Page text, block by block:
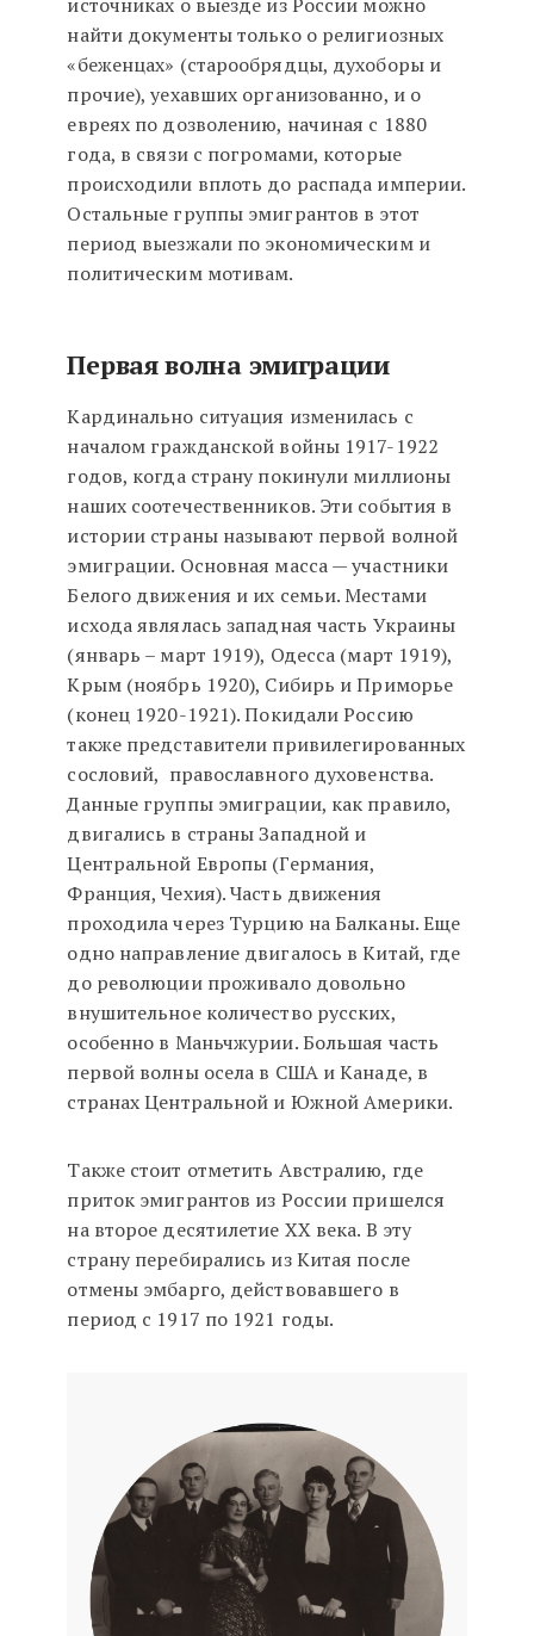
найти документы только о религиозных
«беженцах» (старообрядцы, духоборы и
прочие), уехавших организованно, и о
евреях по дозволению, начиная с 1880
года, в связи с погромами, которые
происходили вплоть до распада империи.
Остальные группы эмигрантов в этот
период выезжали по экономическим и
политическим мотивам.
Первая волна эмиграции
Кардинально ситуация изменилась с
началом гражданской войны 1917-1922
годов, когда страну покинули миллионы
наших соотечественников. Эти события в
истории страны называют первой волной
эмиграции. Основная масса — участники
Белого движения и их семьи. Местами
исхода являлась западная часть Украины
(январь – март 1919), Одесса (март 1919),
Крым (ноябрь 1920), Сибирь и Приморье
(конец 1920-1921). Покидали Россию
также представители привилегированных
сословий, православного духовенства.
Данные группы эмиграции, как правило,
двигались в страны Западной и
Центральной Европы (Германия,
Франция, Чехия). Часть движения
проходила через Турцию на Балканы. Еще
одно направление двигалось в Китай, где
до революции проживало довольно
внушительное количество русских,
особенно в Маньчжурии. Большая часть
первой волны осела в США и Канаде, в
странах Центральной и Южной Америки.
Также стоит отметить Австралию, где
приток эмигрантов из России пришелся
на второе десятилетие XX века. В эту
страну перебирались из Китая после
отмены эмбарго, действовавшего в
период с 1917 по 1921 годы.